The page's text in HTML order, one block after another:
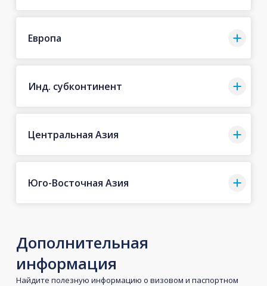
Европа
Инд. субконтинент
Центральная Азия
Юго-Восточная Азия
Дополнительная
информация
Найдите полезную информацию о визовом и паспортном